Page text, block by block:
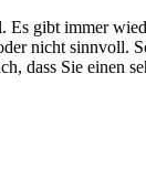
gibt immer
nicht sinnvoll.
dass Sie einen